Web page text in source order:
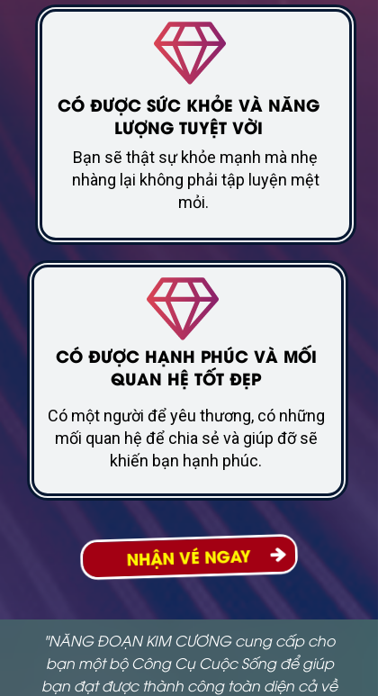
CÓ ĐƯỢC HẠNH PHÚC VÀ MỐI
QUAN HỆ TỐT ĐẸP
Có một người để yêu thương, có những
mối quan hệ để chia sẻ và giúp đỡ sẽ
khiến bạn hạnh phúc.
CÓ ĐƯỢC SỨC KHỎE VÀ NĂNG
LƯỢNG TUYỆT VỜI
Bạn sẽ thật sự khỏe mạnh mà nhẹ
nhàng lại không phải tập luyện mệt
mỏi.
NHẬN VÉ NGAY
"NĂNG ĐOẠN KIM CƯƠNG cung cấp cho
bạn một bộ Công Cụ Cuộc Sống để giúp
bạn đạt được thành công toàn diện cả về